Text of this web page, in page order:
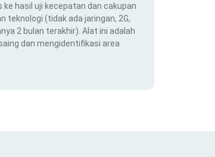
hasil uji kecepatan dan cakupan
teknologi (tidak ada jaringan, 2G,
2 bulan terakhir). Alat ini adalah
dan mengidentifikasi area